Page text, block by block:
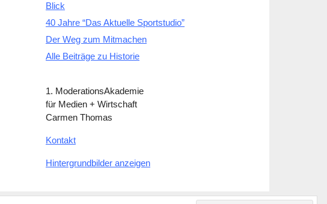
Blick
40 Jahre “Das Aktuelle Sportstudio”
Der Weg zum Mitmachen
Alle Beiträge zu Historie
1. ModerationsAkademie
für Medien + Wirtschaft
Carmen Thomas
Kontakt
Hintergrundbilder anzeigen